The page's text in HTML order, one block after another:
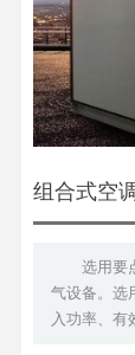
组合式空
选用要点
气设备。选
入功率、